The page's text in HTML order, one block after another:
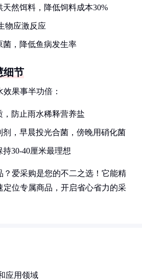
然饵料，降低饲料成本30%
物应激反应
菌，降低鱼病发生率
细节
果事半功倍：
防止雨水稀释营养盐
剂，早晨投光合菌，傍晚用硝化菌
30-40厘米最理想
？爱采购是您的不二之选！它能精
定位专属商品，开启省心省力的采
应用领域